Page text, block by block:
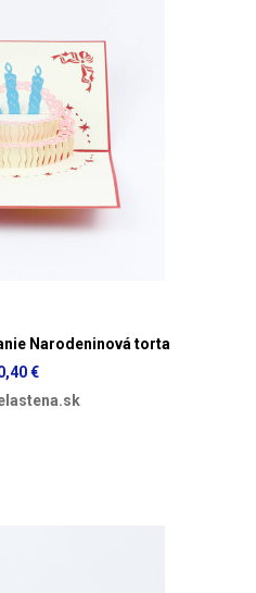
Narodeninová torta
€